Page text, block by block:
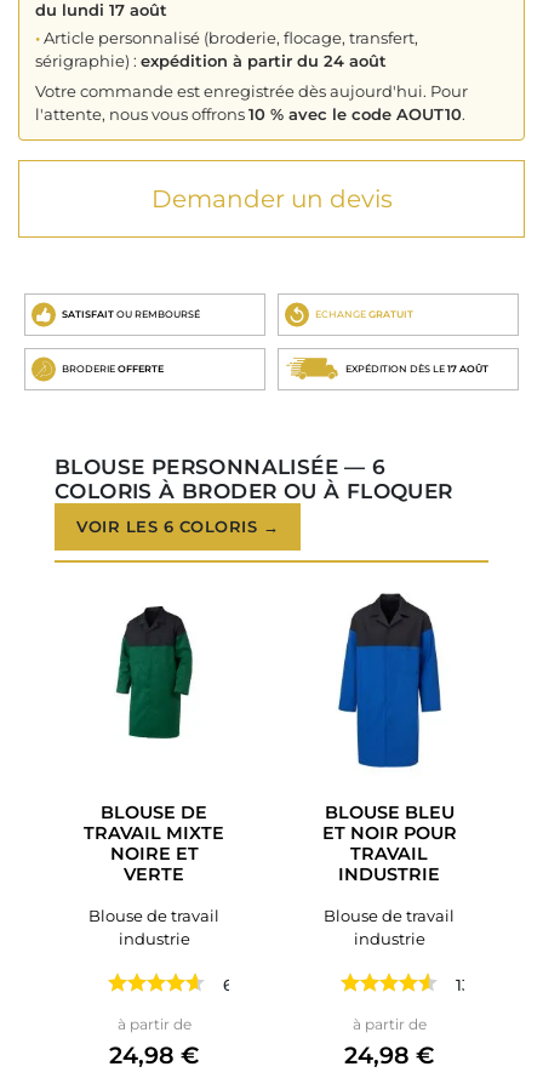
du lundi 17 août
•Article personnalisé (broderie, flocage, transfert,
sérigraphie) : expédition à partir du 24 août
Votre commande est enregistrée dès aujourd'hui. Pour
l'attente, nous vous offrons10 % avec le code AOUT10.
Demander un devis
SATISFAIT OU REMBOURSÉ ECHANGE GRATUIT
BRODERIE OFFERTE EXPÉDITION DÈS LE 17 AOÛT
BLOUSE PERSONNALISÉE — 6
COLORIS À BRODER OU À FLOQUER
VOIR LES 6 COLORIS →
BLOUSE DE
TRAVAIL MIXTE
NOIRE ET
VERTE
Blouse de travail
industrie
6 avis
à partir dePrix
24,98 €
BLOUSE BLEU
ET NOIR POUR
TRAVAIL
INDUSTRIE
Blouse de travail
industrie
13 avis
à partir dePrix
24,98 €